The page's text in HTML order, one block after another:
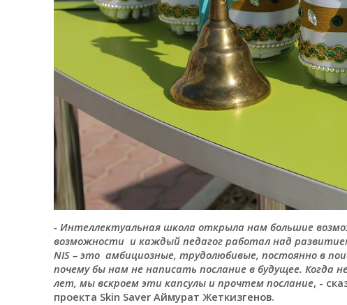
- Интеллектуальная школа открыла нам большие
возможности и каждый педагог работал над
NIS – это амбициозные, трудолюбивые, постоянно в
почему бы нам не написать послание в будущее. Когда
лет, мы вскроем эти капсулы и прочтем послание, -
проекта Skin Saver Аймурат Жеткизгенов.